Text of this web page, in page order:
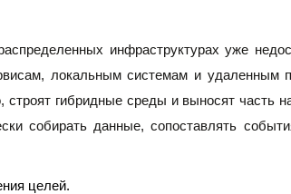
инфраструктурах уже
локальным системам и удаленным
гибридные среды и выносят часть
собирать данные, сопоставлять
целей.